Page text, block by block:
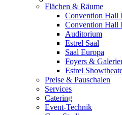
Flächen & Räume
Convention Hall
Convention Hall
Auditorium
Estrel Saal
Saal Europa
Foyers &
Estrel
Preise & Pauschalen
Services
Catering
Event-Technik